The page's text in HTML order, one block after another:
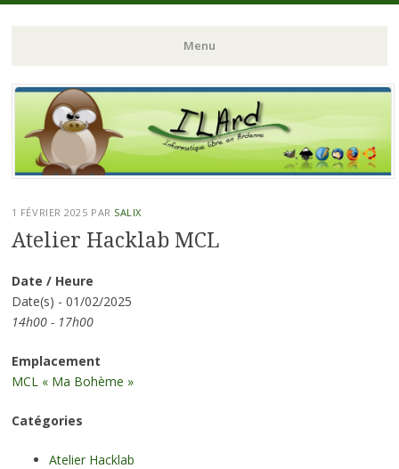
ILArd (Informatique
Libre en Ardenne)
Menu
Aller
contenu
principal
1 FÉVRIER 2025 PAR SALIX
Atelier Hacklab MCL
Date / Heure
Date(s) - 01/02/2025
14h00 - 17h00
Emplacement
MCL « Ma Bohème »
Catégories
Atelier Hacklab